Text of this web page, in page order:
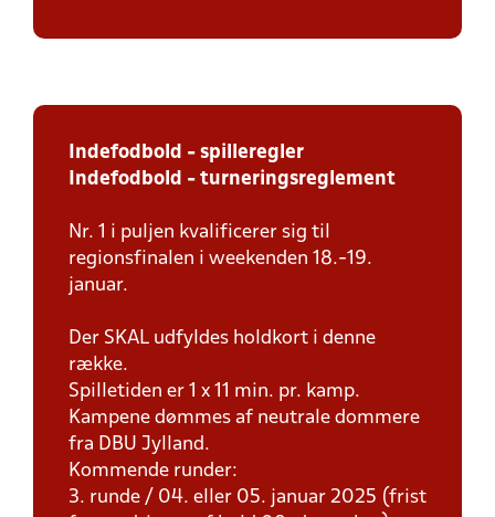
Indefodbold - spilleregler
Indefodbold - turneringsreglement
Nr. 1 i puljen kvalificerer sig til
regionsfinalen i weekenden 18.-19.
januar.
Der SKAL udfyldes holdkort i denne
række.
Spilletiden er 1 x 11 min. pr. kamp.
Kampene dømmes af neutrale dommere
fra DBU Jylland.
Kommende runder:
3. runde / 04. eller 05. januar 2025 (frist